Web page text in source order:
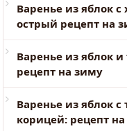
Варенье из яблок с
острый рецепт на
Варенье из яблок
рецепт на зиму
Варенье из яблок с
корицей: рецепт